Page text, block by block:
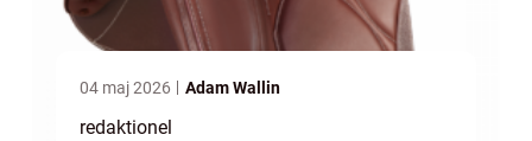
04 maj 2026 Adam Wallin
redaktionel